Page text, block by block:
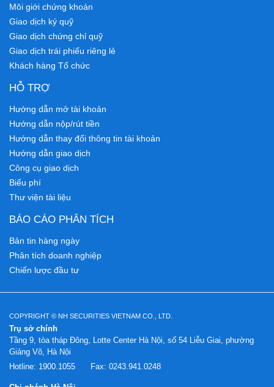
Môi giới chứng khoán
Giao dịch ký quỹ
Giao dịch chứng chỉ quỹ
Giao dịch trái phiếu riêng lẻ
Khách hàng Tổ chức
HỖ TRỢ
Hướng dẫn mở tài khoản
Hướng dẫn nộp/rút tiền
Hướng dẫn thay đổi thông tin tài khoản
Hướng dẫn giao dịch
Công cụ giao dịch
Biểu phí
Thư viện tài liệu
BÁO CÁO PHÂN TÍCH
Bản tin hàng ngày
Phân tích doanh nghiệp
Chiến lược đầu tư
COPYRIGHT © NH SECURITIES VIETNAM CO., LTD.
Trụ sở chính
Tầng 9, tòa tháp Đông, Lotte Center Hà Nội, số 54 Liễu Giai, phường
Giảng Võ, Hà Nội
Hotline: 1900.1055 Fax: 0243.941.0248